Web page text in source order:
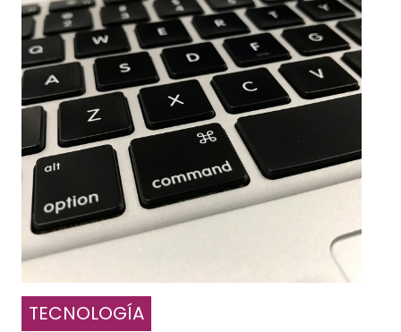
TECNOLOGÍA